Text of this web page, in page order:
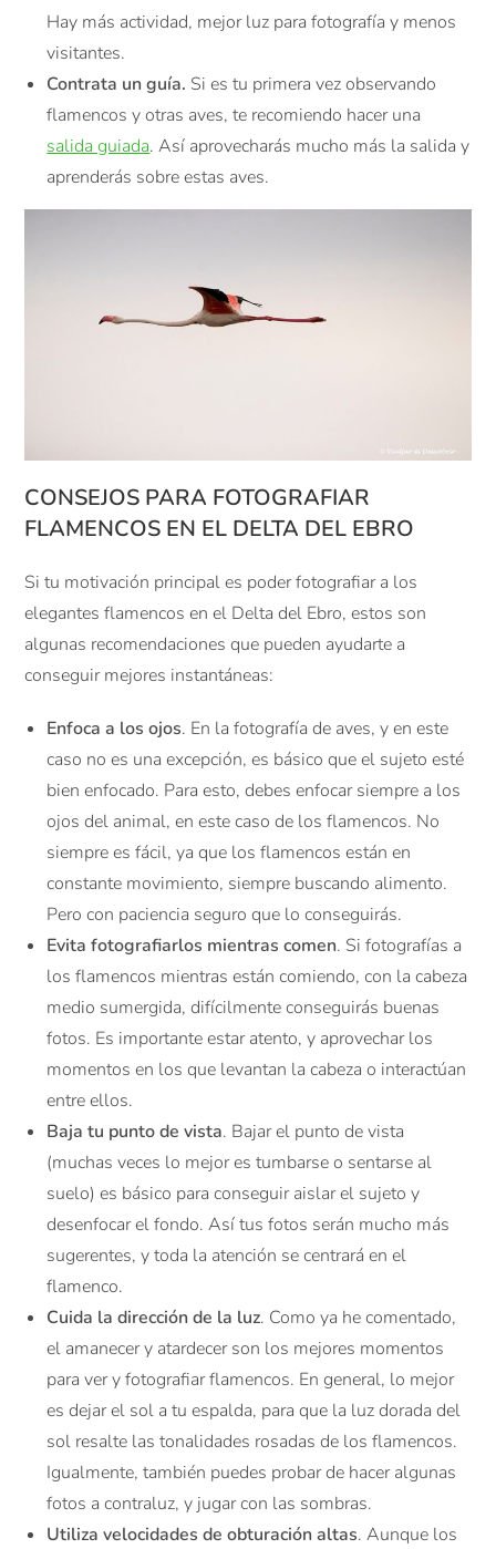
Hay más actividad, mejor luz para fotografía y menos
visitantes.
Contrata un guía. Si es tu primera vez observando
flamencos y otras aves, te recomiendo hacer una
salida guiada. Así aprovecharás mucho más la salida y
aprenderás sobre estas aves.
CONSEJOS PARA FOTOGRAFIAR
FLAMENCOS EN EL DELTA DEL EBRO
Si tu motivación principal es poder fotografiar a los
elegantes flamencos en el Delta del Ebro, estos son
algunas recomendaciones que pueden ayudarte a
conseguir mejores instantáneas:
Enfoca a los ojos. En la fotografía de aves, y en este
caso no es una excepción, es básico que el sujeto esté
bien enfocado. Para esto, debes enfocar siempre a los
ojos del animal, en este caso de los flamencos. No
siempre es fácil, ya que los flamencos están en
constante movimiento, siempre buscando alimento.
Pero con paciencia seguro que lo conseguirás.
Evita fotografiarlos mientras comen. Si fotografías a
los flamencos mientras están comiendo, con la cabeza
medio sumergida, difícilmente conseguirás buenas
fotos. Es importante estar atento, y aprovechar los
momentos en los que levantan la cabeza o interactúan
entre ellos.
Baja tu punto de vista. Bajar el punto de vista
(muchas veces lo mejor es tumbarse o sentarse al
suelo) es básico para conseguir aislar el sujeto y
desenfocar el fondo. Así tus fotos serán mucho más
sugerentes, y toda la atención se centrará en el
flamenco.
Cuida la dirección de la luz. Como ya he comentado,
el amanecer y atardecer son los mejores momentos
para ver y fotografiar flamencos. En general, lo mejor
es dejar el sol a tu espalda, para que la luz dorada del
sol resalte las tonalidades rosadas de los flamencos.
Igualmente, también puedes probar de hacer algunas
fotos a contraluz, y jugar con las sombras.
Utiliza velocidades de obturación altas. Aunque los